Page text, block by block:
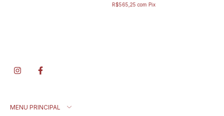
R$565,25com Pix
MENU PRINCIPAL